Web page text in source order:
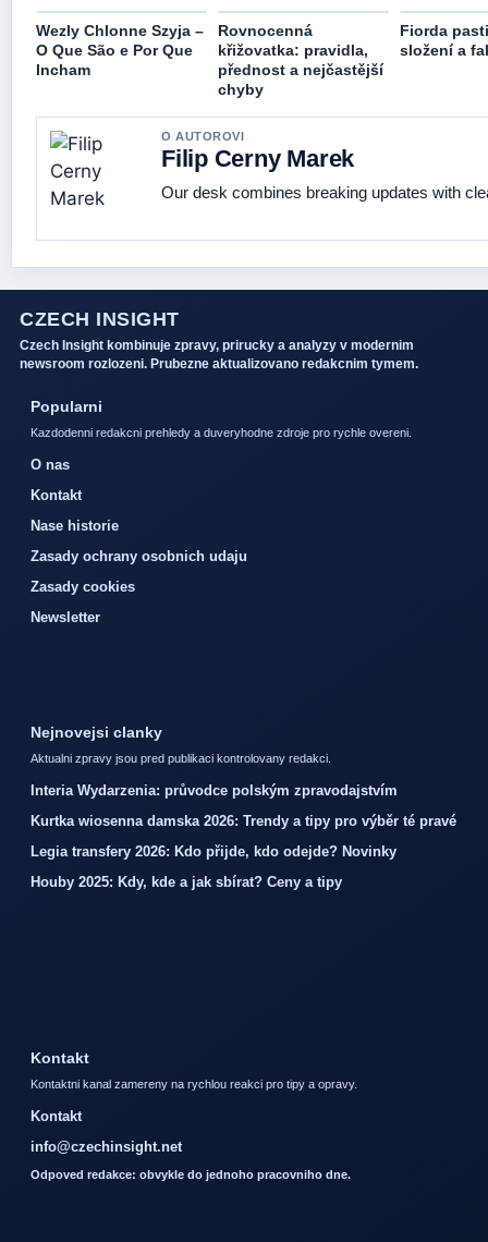
Wezly Chlonne Szyja –
O Que São e Por Que
Incham
Rovnocenná
křižovatka: pravidla,
přednost a nejčastější
chyby
Fiorda
složení a
O AUTOROVI
Filip Cerny Marek
Our desk combines breaking updates with
CZECH INSIGHT
Czech Insight kombinuje zpravy, prirucky a analyzy v modernim
newsroom rozlozeni. Prubezne aktualizovano redakcnim tymem.
Popularni
Kazdodenni redakcni prehledy a duveryhodne zdroje pro rychle overeni.
O nas
Kontakt
Nase historie
Zasady ochrany osobnich udaju
Zasady cookies
Newsletter
Nejnovejsi clanky
Aktualni zpravy jsou pred publikaci kontrolovany redakci.
Interia Wydarzenia: průvodce polským zpravodajstvím
Kurtka wiosenna damska 2026: Trendy a tipy pro výběr té pravé
Legia transfery 2026: Kdo přijde, kdo odejde? Novinky
Houby 2025: Kdy, kde a jak sbírat? Ceny a tipy
Kontakt
Kontaktni kanal zamereny na rychlou reakci pro tipy a opravy.
Kontakt
info@czechinsight.net
Odpoved redakce: obvykle do jednoho pracovniho dne.